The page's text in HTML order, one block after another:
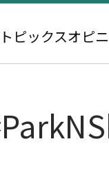
トピックスオピ